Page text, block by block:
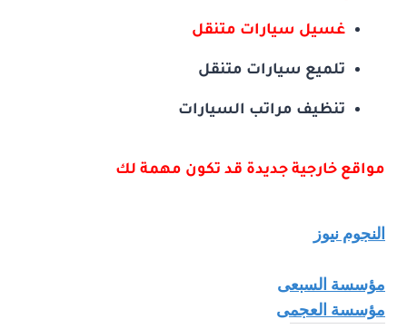
غسيل سيارات متنقل
تلميع سيارات متنقل
تنظيف مراتب السيارات
مواقع خارجية جديدة قد تكون مهمة لك
النجوم نيوز
مؤسسة السبعى
مؤسسة العجمى